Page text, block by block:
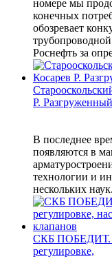
номере мы
конечных
обозревает
Роснефть за
Р. Разгруженный
В последнее
появляются в
технологии и
нескольких
СКБ ПОБЕДИТ.
регулировке,